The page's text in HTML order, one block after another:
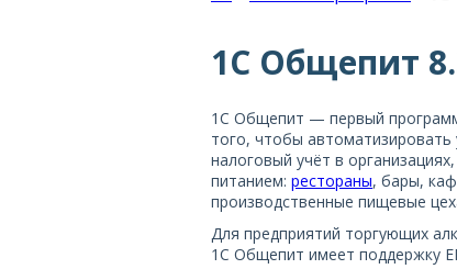
1С Общепит
1С Общепит — первый
того, чтобы автоматизировать
налоговый учёт в
питанием: рестораны, бары,
производственные пищевые
Для предприятий торгующих
1С Общепит имеет поддержку